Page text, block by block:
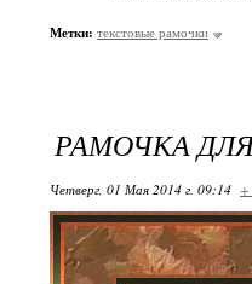
Метки: текстовые рамочки
РАМОЧКА
Четверг, 01 Мая 2014 г. 09:14 +